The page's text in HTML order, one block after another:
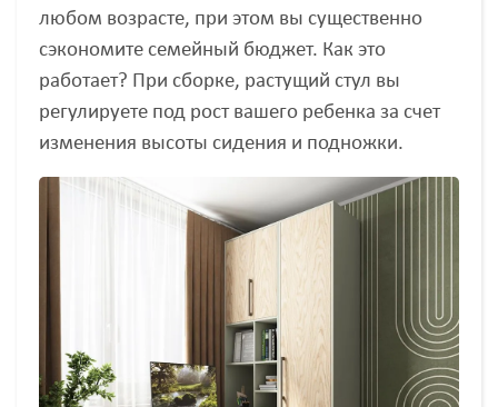
любом возрасте, при этом вы существенно
сэкономите семейный бюджет. Как это
работает? При сборке, растущий стул вы
регулируете под рост вашего ребенка за счет
изменения высоты сидения и подножки.